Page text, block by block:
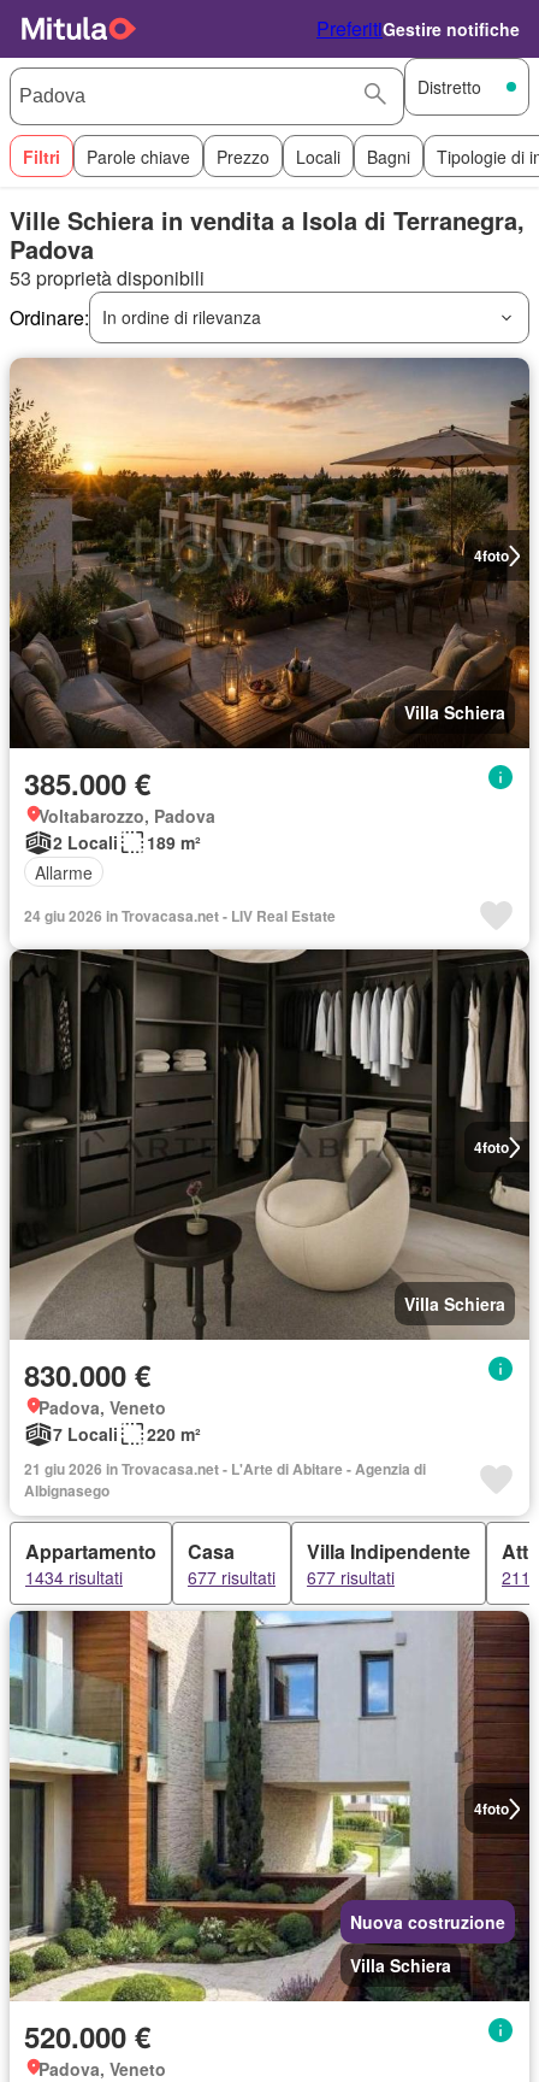
PreferitiGestire notifiche
Distretto
Filtri Parole chiave Prezzo Locali Bagni Tipologie di
Ville Schiera in vendita a Isola di Terranegra,
Padova
53 proprietà disponibili
Ordinare:
In ordine di rilevanza
4foto
Villa Schiera
385.000 €
Voltabarozzo, Padova
2 Locali
189 m²
Allarme
24 giu 2026 in Trovacasa.net - LIV Real Estate
4foto
Villa Schiera
830.000 €
Padova, Veneto
7 Locali
220 m²
21 giu 2026 in Trovacasa.net - L'Arte di Abitare - Agenzia di
Albignasego
Appartamento
1434 risultati
Casa
677 risultati
Villa Indipendente
677 risultati 211
4foto
Nuova costruzione
Villa Schiera
520.000 €
Padova, Veneto